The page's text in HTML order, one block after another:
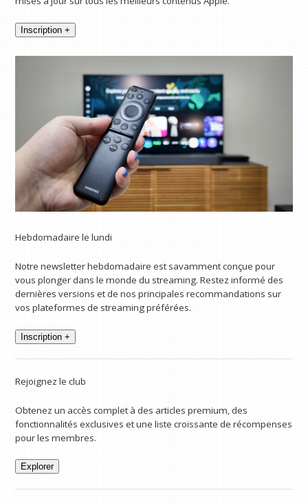
Inscription +
Hebdomadaire le lundi
Notre newsletter hebdomadaire est savamment conçue pour
vous plonger dans le monde du streaming. Restez informé des
dernières versions et de nos principales recommandations sur
vos plateformes de streaming préférées.
Inscription +
Rejoignez le club
Obtenez un accès complet à des articles premium, des
fonctionnalités exclusives et une liste croissante de récompenses
pour les membres.
Explorer